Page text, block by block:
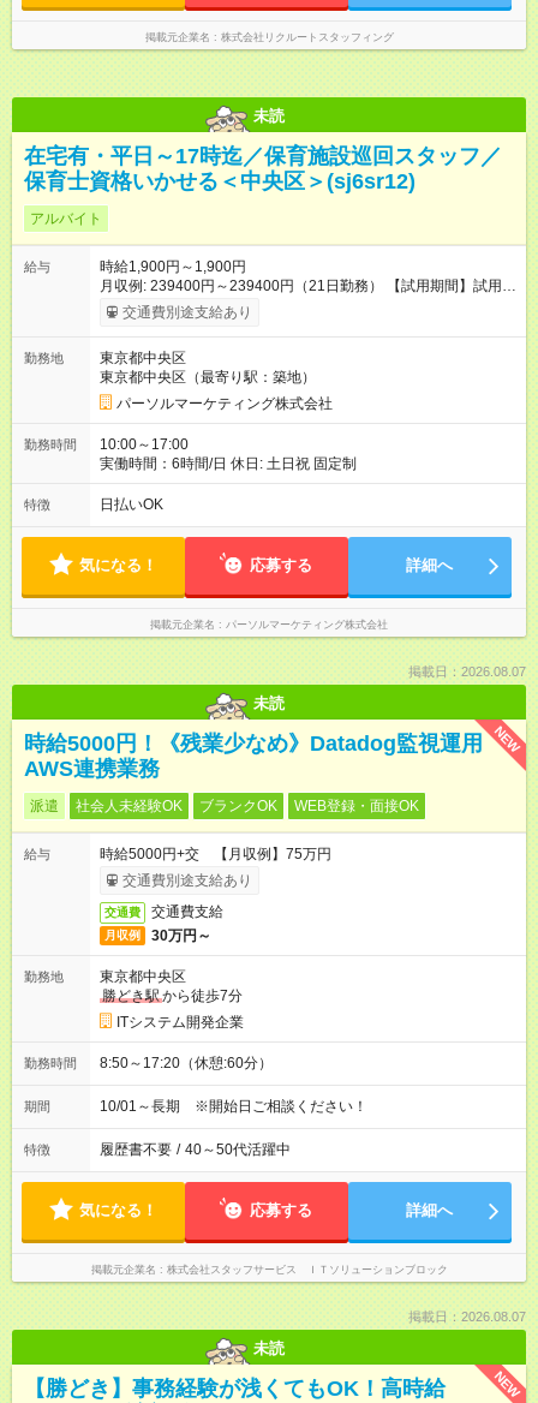
掲載元企業名 株式会社リクルートスタッフィング
未読
在宅有・平日～17時迄／保育施設巡回スタッフ／
保育士資格いかせる＜中央区＞(sj6sr12)
アルバイト
給与
時給1,900円～1,900円
月収例: 239400円～239400円（21日勤務） 【試用期間】試用期
間なし交通費別途支給あり
勤務地
東京都中央区
東京都中央区（最寄り駅：築地）
パーソルマーケティング株式会社
勤務時間
10:00～17:00
実働時間：6時間/日 休日: 土日祝 固定制
特徴 日払いOK
気になる！ 応募する 詳細へ
掲載元企業名 パーソルマーケティング株式会社
掲載日：2026.08.07
未読
NEW
時給5000円！《残業少なめ》Datadog監視運用
AWS連携業務
派遣 社会人未経験OK ブランクOK WEB登録・面接OK
給与
時給5000円+交 【月収例】75万円
交通費別途支給あり
交通費 交通費支給
月収例 30万円～
勤務地
東京都中央区
勝どき駅から徒歩7分
ITシステム開発企業
勤務時間 8:50～17:20（休憩:60分）
期間 10/01～長期 ※開始日ご相談ください！
特徴 履歴書不要 / 40～50代活躍中
気になる！ 応募する 詳細へ
掲載元企業名 株式会社スタッフサービス ＩＴソリューションブロック
掲載日：2026.08.07
未読
NEW
【勝どき】事務経験が浅くてもOK！高時給